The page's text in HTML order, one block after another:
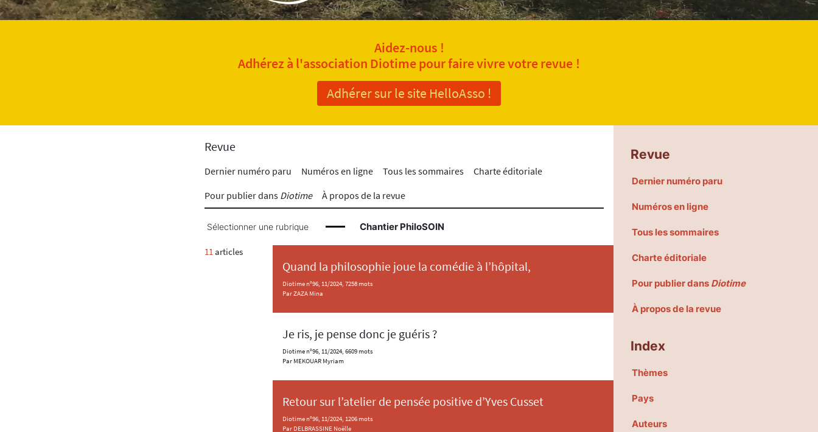
Aidez-nous !
Adhérez à l'association Diotime pour faire vivre votre revue !
Adhérer sur le site HelloAsso !
Revue
Dernier numéro paru Numéros en ligne Tous les sommaires
Charte éditoriale
Pour publier dans Diotime À propos de la revue
Sélectionner une rubrique Chantier PhiloSOIN
11 articles
Quand la philosophie joue la comédie à l’hôpital,
Diotime n°96, 11/2024, 7258 mots
Par ZAZA Mina
Je ris, je pense donc je guéris ?
Diotime n°96, 11/2024, 6609 mots
Par MEKOUAR Myriam
Retour sur l’atelier de pensée positive d’Yves Cusset
Diotime n°96, 11/2024, 1206 mots
Par DELBRASSINE Noëlle
Revue
Dernier numéro paru
Numéros en ligne
Tous les sommaires
Charte éditoriale
Pour publier dans Diotime
À propos de la revue
Index
Thèmes
Pays
Auteurs